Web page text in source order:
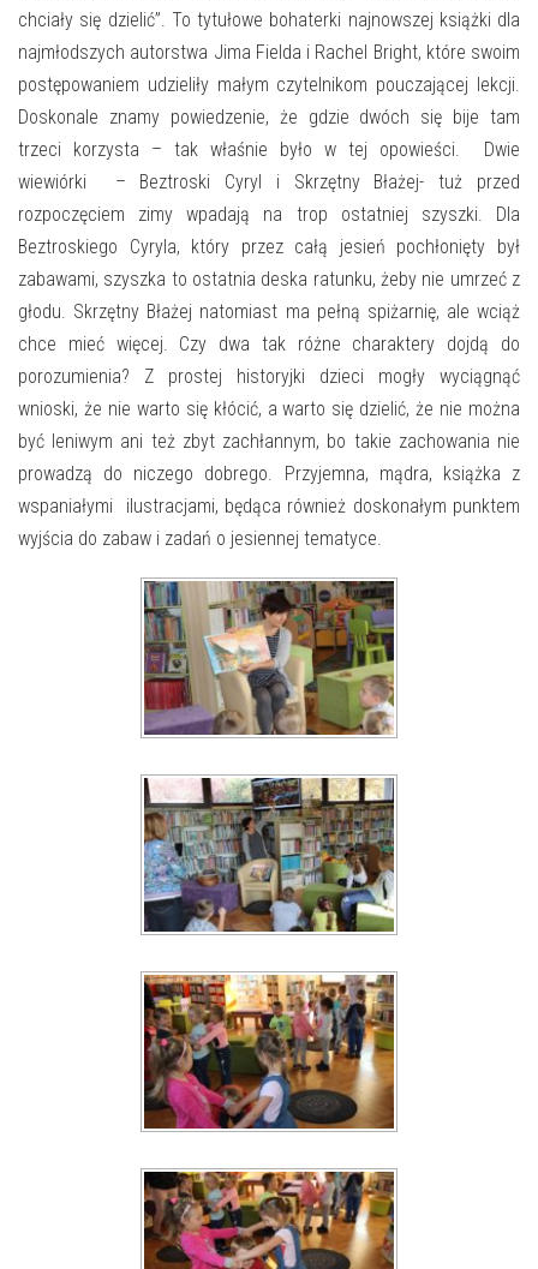
POLECANE STRONY
WYDARZENIA KULTURALNE
FOTO
E-INFORMATOR
O NAS
chciały się dzielić”. To tytułowe bohaterki najnowszej książki dla
najmłodszych autorstwa Jima Fielda i Rachel Bright, które swoim
postępowaniem udzieliły małym czytelnikom pouczającej lekcji.
Doskonale znamy powiedzenie, że gdzie dwóch się bije tam
trzeci korzysta – tak właśnie było w tej opowieści. Dwie
wiewiórki – Beztroski Cyryl i Skrzętny Błażej- tuż przed
rozpoczęciem zimy wpadają na trop ostatniej szyszki. Dla
Beztroskiego Cyryla, który przez całą jesień pochłonięty był
zabawami, szyszka to ostatnia deska ratunku, żeby nie umrzeć z
głodu. Skrzętny Błażej natomiast ma pełną spiżarnię, ale wciąż
chce mieć więcej. Czy dwa tak różne charaktery dojdą do
porozumienia? Z prostej historyjki dzieci mogły wyciągnąć
wnioski, że nie warto się kłócić, a warto się dzielić, że nie można
być leniwym ani też zbyt zachłannym, bo takie zachowania nie
prowadzą do niczego dobrego. Przyjemna, mądra, książka z
wspaniałymi ilustracjami, będąca również doskonałym punktem
wyjścia do zabaw i zadań o jesiennej tematyce.